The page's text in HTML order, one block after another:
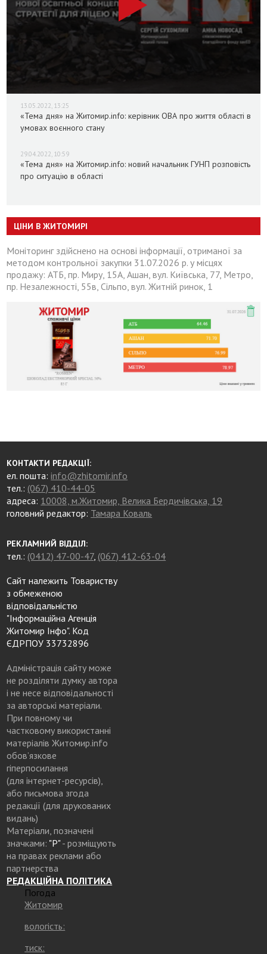
13.05.2022, 13:25
«Тема дня» на Житомир.info: керівник ОВА про життя області в
умовах воєнного стану
29.04.2022, 10:59
«Тема дня» на Житомир.info: новий начальник ГУНП розповість
про ситуацію в області
ЦІНИ В ЖИТОМИРІ
Моніторинг здійснено на основі інформації, отриманої за
методом контрольної закупки 31.07.2026 р. у місцях
продажу: АТБ, пр. Миру, 15А, Ашан, вул. Київська, 77, Метро,
пр. Незалежності, 55в, Сільпо, вул. Житній ринок, 1
КОНТАКТИ РЕДАКЦІЇ:
ел. пошта:info@zhitomir.info
тел.: (067) 410-44-05
адреса: 10008, м.Житомир, Велика Бердичівська, 19
головний редактор: Тамара Коваль
РЕКЛАМНИЙ ВІДДІЛ:
тел.: (0412) 47-00-47, (067) 412-63-04
Сайт належить Товариству
з обмеженою
відповідальністю
"Інформаційна Агенція
Житомир Інфо". Код
ЄДРПОУ 33732896
Адміністрація сайту може
не розділяти думку автора
і не несе відповідальності
за авторські матеріали.
При повному чи
частковому використанні
матеріалів Житомир.info
обов’язкове
гіперпосилання
(для інтернет-ресурсів),
або письмова згода
редакції (для друкованих
видань)
Матеріали, позначені
значками: "Р"- розміщують
на правах реклами або
партнерства
РЕДАКЦІЙНА ПОЛІТИКА
Погода
Житомир
вологість:
тиск: